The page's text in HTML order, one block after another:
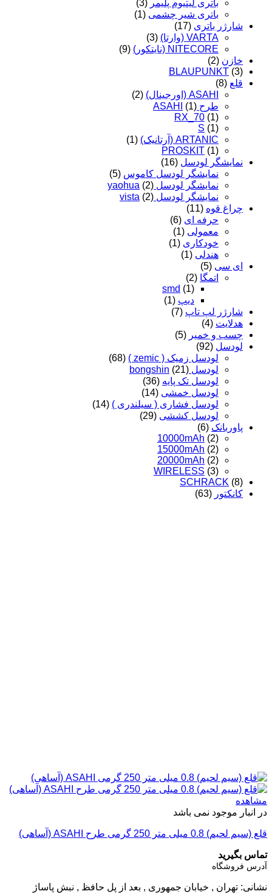
باتری لیتیوم پلیمر (3)
باتری شیر چشمی (1)
شارژر باتری (17)
VARTA (وارتا)
(3)
NITECORE (نایتکور)
(9)
خازن (2)
BLAUPUNKT (3)
قلع (8)
ASAHI (اورجینال)
(2)
طرح ASAHI (1)
RX_70 (1)
S (1)
ARTANIC (آرتانیک)
(1)
PROSKIT (1)
نمایشگر لودسل (16)
نمایشگر لودسل کاموس (5)
نمایشگر لودسل yaohua (2)
نمایشگر لودسل vista (2)
چراغ قوه (11)
حرفه ای (6)
معمولی (1)
خودکاری (1)
هندلی (1)
ای سی (5)
اتمگا (2)
smd (1)
دیپ (1)
شارژر لپ تاپ (7)
هدلایت (4)
چسب و خمیر (5)
لودسل (92)
لودسل زمیک ( zemic )
(68)
لودسل bongshin (21)
لودسل تک پایه (36)
لودسل خمشی (14)
لودسل فشاری ( سیلندری ) (14)
لودسل کششی (29)
پاوربانک (6)
10000mAh (2)
15000mAh (2)
20000mAh (2)
WIRELESS (3)
SCHRACK (8)
کانکتور (63)
مشاهده
در انبار موجود نمی باشد
قلع (سیم لحیم) 0.8 میلی متر 250 گرمی طرح ASAHI (آساهی)
تماس بگیرید
آدرس فروشگاه
نشانی: تهران , خیابان جمهوری , بعد از پل حافظ , نبش پاساژ